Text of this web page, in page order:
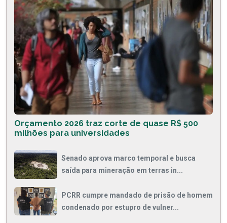
Orçamento 2026 traz corte de quase R$ 500
milhões para universidades
Senado aprova marco temporal e busca
saída para mineração em terras in...
PCRR cumpre mandado de prisão de homem
condenado por estupro de vulner...